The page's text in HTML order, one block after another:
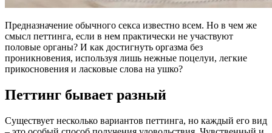
Предназначение обычного секса известно всем. Но в чем же
смысл петтинга, если в нем практически не участвуют
половые органы? И как достигнуть оргазма без
проникновения, используя лишь нежные поцелуи, легкие
прикосновения и ласковые слова на ушко?
Петтинг бывает разный
Существует несколько вариантов петтинга, но каждый его вид